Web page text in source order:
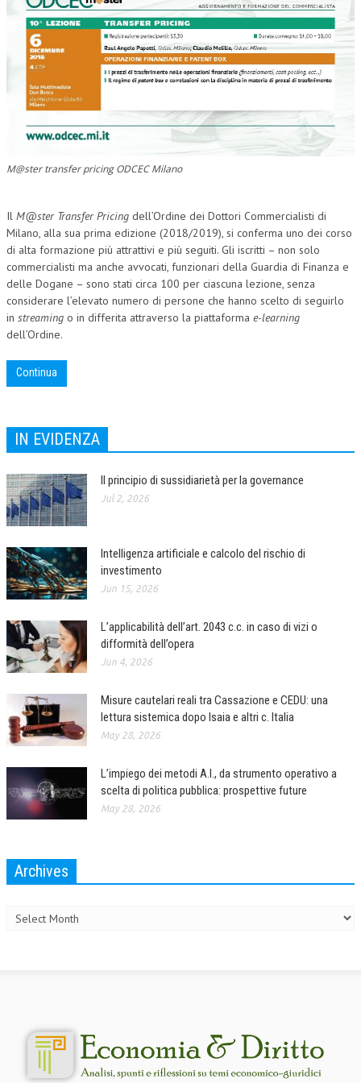
CORSI CE.S.E.D.
ARCHIVIO CORSI 2015
DIVENTA SOCIO
BROCHURE CE.S.E.D.
COMITATO SCIENTIFICO
COMITATO EDITORIALE
REDAZIONE
PEER REVIEW
CODICE ETICO
AUTORI
COLLABORA CON NOI
CORPORATE SOCIAL RESPONSIBILITY
ECONOMIA DELL’ARTE
INTERNAZIONALIZZAZIONE
RISORSE UMANE
MARKETING
TREASURY IN FINANCIAL SERVICES
RISK MANAGEMENT
PERSONA E CITTÀ
L’UMANISTA
DIRITTO
DIRITTO PENALE D’IMPRESA
DIRITTO DEL WEB
FISCALITÀ INTERNAZIONALE
TAX RISK MANAGEMENT
M@ster transfer pricing ODCEC Milano
Il M@ster Transfer Pricing dell’Ordine dei Dottori Commercialisti di
Milano, alla sua prima edizione (2018/2019), si conferma uno dei corso
di alta formazione più attrattivi e più seguiti. Gli iscritti – non solo
commercialisti ma anche avvocati, funzionari della Guardia di Finanza e
delle Dogane – sono stati circa 100 per ciascuna lezione, senza
considerare l’elevato numero di persone che hanno scelto di seguirlo
in streaming o in differita attraverso la piattaforma e-learning
dell’Ordine.
Continua
IN EVIDENZA
Il principio di sussidiarietà per la governance
Jul 2, 2026
Intelligenza artificiale e calcolo del rischio di
investimento
Jun 15, 2026
L’applicabilità dell’art. 2043 c.c. in caso di vizi o
difformità dell’opera
Jun 4, 2026
Misure cautelari reali tra Cassazione e CEDU: una
lettura sistemica dopo Isaia e altri c. Italia
May 28, 2026
L’impiego dei metodi A.I., da strumento operativo a
scelta di politica pubblica: prospettive future
May 28, 2026
Archives